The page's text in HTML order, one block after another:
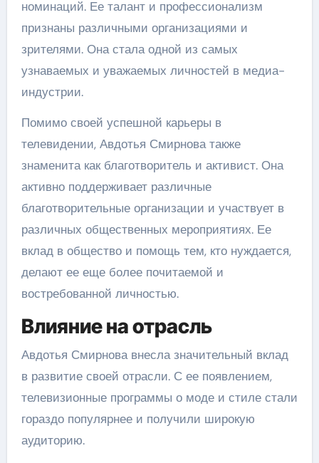
номинаций. Ее талант и профессионализм
признаны различными организациями и
зрителями. Она стала одной из самых
узнаваемых и уважаемых личностей в медиа-
индустрии.
Помимо своей успешной карьеры в
телевидении, Авдотья Смирнова также
знаменита как благотворитель и активист. Она
активно поддерживает различные
благотворительные организации и участвует в
различных общественных мероприятиях. Ее
вклад в общество и помощь тем, кто нуждается,
делают ее еще более почитаемой и
востребованной личностью.
Влияние на отрасль
Авдотья Смирнова внесла значительный вклад
в развитие своей отрасли. С ее появлением,
телевизионные программы о моде и стиле стали
гораздо популярнее и получили широкую
аудиторию.